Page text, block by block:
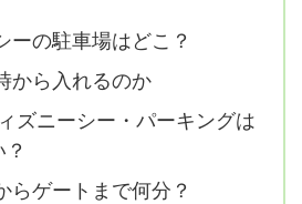
ーの駐車場はどこ？
から入れるのか
ズニーシー・パーキングは
らゲートまで何分？